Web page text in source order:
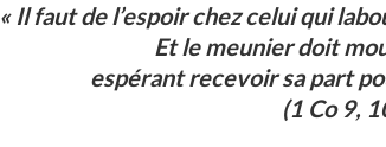
« Il faut de l’espoir chez celui qui
Et le meunier doit
espérant recevoir sa part
(1 Co 9,